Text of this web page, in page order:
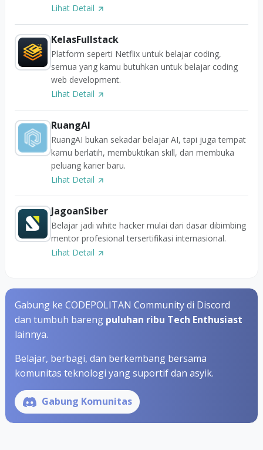
Lihat Detail
KelasFullstack
Platform seperti Netflix untuk belajar coding,
semua yang kamu butuhkan untuk belajar coding
web development.
Lihat Detail
RuangAI
RuangAI bukan sekadar belajar AI, tapi juga tempat
kamu berlatih, membuktikan skill, dan membuka
peluang karier baru.
Lihat Detail
JagoanSiber
Belajar jadi white hacker mulai dari dasar dibimbing
mentor profesional tersertifikasi internasional.
Lihat Detail
Gabung ke CODEPOLITAN Community di Discord
dan tumbuh bareng puluhan ribu Tech Enthusiast
lainnya.
Belajar, berbagi, dan berkembang bersama
komunitas teknologi yang suportif dan asyik.
Gabung Komunitas